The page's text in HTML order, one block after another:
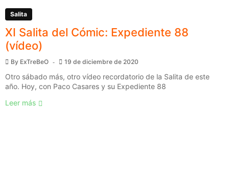
Salita
XI Salita del Cómic: Expediente 88
(vídeo)
By ExTreBeO 19 de diciembre de 2020
Otro sábado más, otro vídeo recordatorio de la Salita de este
año. Hoy, con Paco Casares y su Expediente 88
Leer más